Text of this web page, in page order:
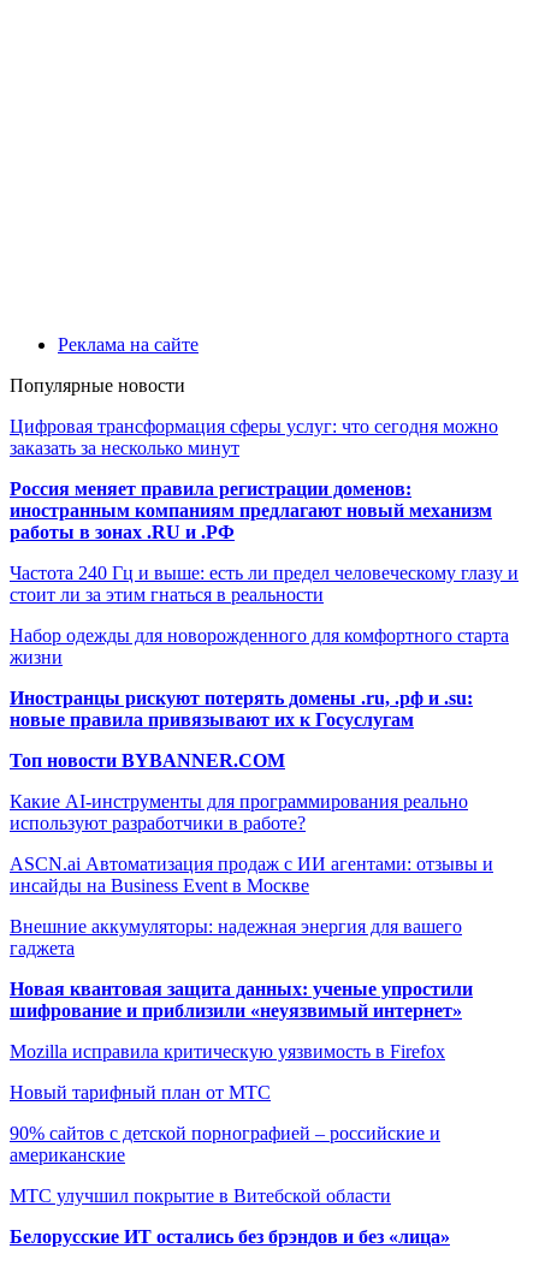
Реклама на сайте
Популярные новости
Цифровая трансформация сферы услуг: что сегодня можно
заказать за несколько минут
Россия меняет правила регистрации доменов:
иностранным компаниям предлагают новый механизм
работы в зонах .RU и .РФ
Частота 240 Гц и выше: есть ли предел человеческому глазу и
стоит ли за этим гнаться в реальности
Набор одежды для новорожденного для комфортного старта
жизни
Иностранцы рискуют потерять домены .ru, .рф и .su:
новые правила привязывают их к Госуслугам
Топ новости BYBANNER.COM
Какие AI-инструменты для программирования реально
используют разработчики в работе?
ASCN.ai Автоматизация продаж с ИИ агентами: отзывы и
инсайды на Business Event в Москве
Внешние аккумуляторы: надежная энергия для вашего
гаджета
Новая квантовая защита данных: ученые упростили
шифрование и приблизили «неуязвимый интернет»
Mozilla исправила критическую уязвимость в Firefox
Новый тарифный план от МТС
90% сайтов с детской порнографией – российские и
американские
МТС улучшил покрытие в Витебской области
Белорусские ИТ остались без брэндов и без «лица»